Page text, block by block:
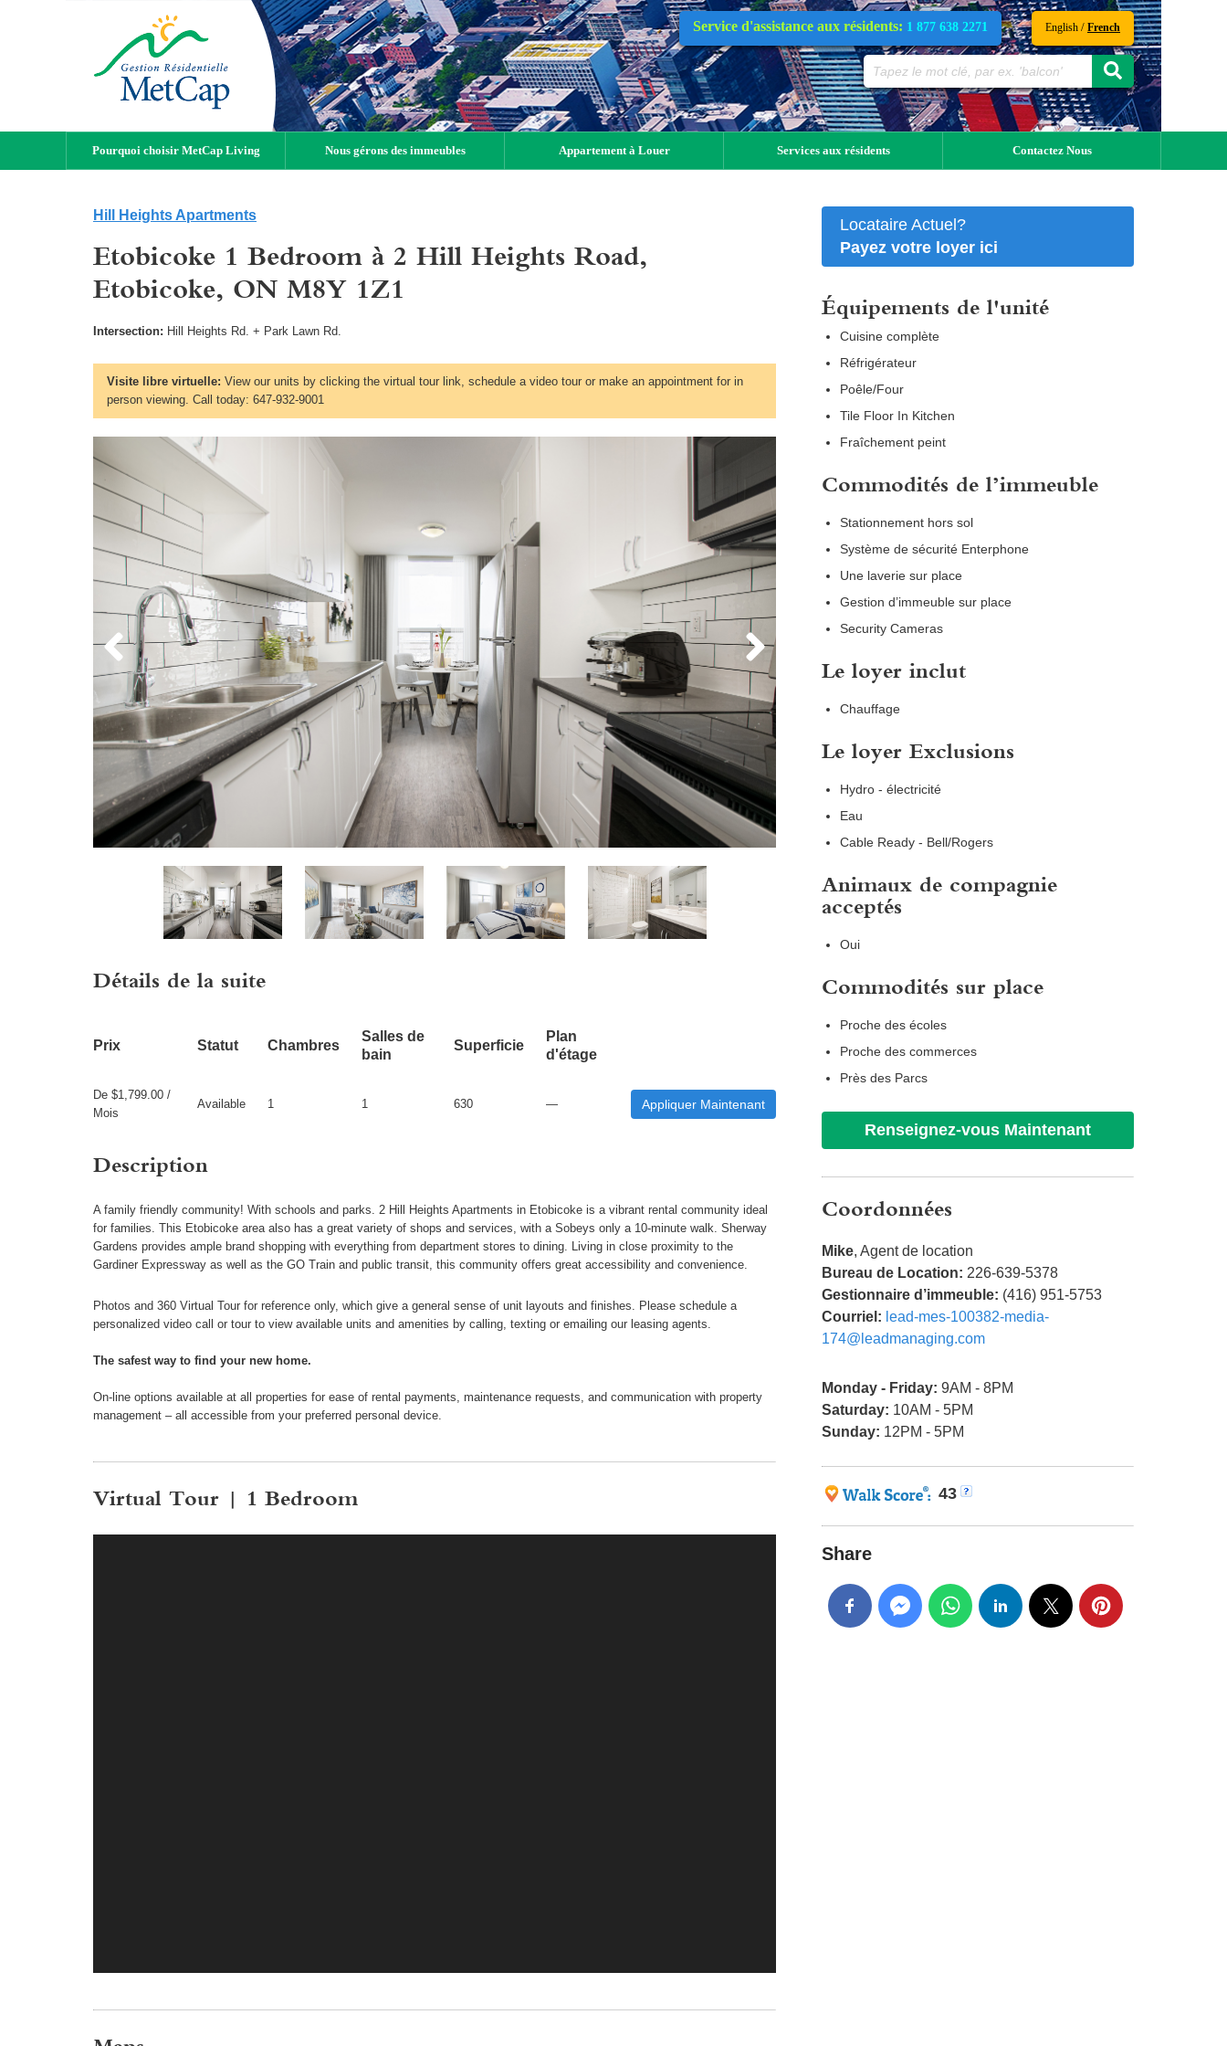
Service d'assistance aux résidents: 1 877 638 2271 English / French
Pourquoi choisir MetCap Living Nous gérons des immeubles Appartement à Louer Services aux résidents Contactez Nous
Hill Heights Apartments
Etobicoke 1 Bedroom à 2 Hill Heights Road,
Etobicoke, ON M8Y 1Z1
Intersection: Hill Heights Rd. + Park Lawn Rd.
Visite libre virtuelle: View our units by clicking the virtual tour link, schedule a video tour or make an appointment for in
person viewing. Call today: 647-932-9001
Détails de la suite
Prix Statut Chambres
Salles de
bain
Superficie
Plan
d'étage
De $1,799.00 /
Mois
Available 1 1 630 — Appliquer Maintenant
Description
A family friendly community! With schools and parks. 2 Hill Heights Apartments in Etobicoke is a vibrant rental community ideal
for families. This Etobicoke area also has a great variety of shops and services, with a Sobeys only a 10-minute walk. Sherway
Gardens provides ample brand shopping with everything from department stores to dining. Living in close proximity to the
Gardiner Expressway as well as the GO Train and public transit, this community offers great accessibility and convenience.
Photos and 360 Virtual Tour for reference only, which give a general sense of unit layouts and finishes. Please schedule a
personalized video call or tour to view available units and amenities by calling, texting or emailing our leasing agents.
The safest way to find your new home.
On-line options available at all properties for ease of rental payments, maintenance requests, and communication with property
management – all accessible from your preferred personal device.
Virtual Tour | 1 Bedroom
Locataire Actuel?
Payez votre loyer ici
Équipements de l'unité
Cuisine complète
Réfrigérateur
Poêle/Four
Tile Floor In Kitchen
Fraîchement peint
Commodités de l’immeuble
Stationnement hors sol
Système de sécurité Enterphone
Une laverie sur place
Gestion d’immeuble sur place
Security Cameras
Le loyer inclut
Chauffage
Le loyer Exclusions
Hydro - électricité
Eau
Cable Ready - Bell/Rogers
Animaux de compagnie
acceptés
Oui
Commodités sur place
Proche des écoles
Proche des commerces
Près des Parcs
Renseignez-vous Maintenant
Coordonnées
Mike, Agent de location
Bureau de Location: 226-639-5378
Gestionnaire d’immeuble: (416) 951-5753
Courriel: lead-mes-100382-media-
174@leadmanaging.com
Monday - Friday: 9AM - 8PM
Saturday: 10AM - 5PM
Sunday: 12PM - 5PM
43
Share